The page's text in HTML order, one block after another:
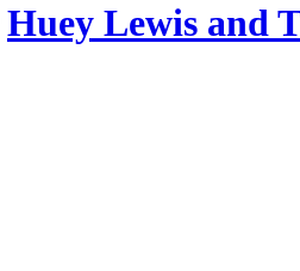
Huey Lewis and